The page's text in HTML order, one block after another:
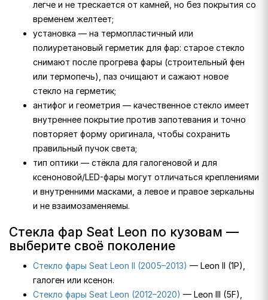
легче и не трескается от камней, но без покрытия со
временем желтеет;
установка — на термопластичный или
полиуретановый герметик для фар: старое стекло
снимают после прогрева фары (строительный фен
или термопечь), паз очищают и сажают новое
стекло на герметик;
антифог и геометрия — качественное стекло имеет
внутреннее покрытие против запотевания и точно
повторяет форму оригинала, чтобы сохранить
правильный пучок света;
тип оптики — стёкла для галогеновой и для
ксеноновой/LED-фары могут отличаться креплениями
и внутренними масками, а левое и правое зеркальны
и не взаимозаменяемы.
Стекла фар Seat Leon по кузовам —
выберите своё поколение
Стекло фары Seat Leon II (2005–2013) — Leon II (1P),
галоген или ксенон.
Стекло фары Seat Leon (2012–2020) — Leon III (5F),